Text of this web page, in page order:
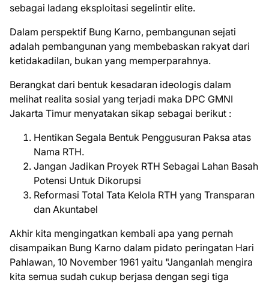
sebagai ladang eksploitasi segelintir elite.
Dalam perspektif Bung Karno, pembangunan sejati
adalah pembangunan yang membebaskan rakyat dari
ketidakadilan, bukan yang memperparahnya.
Berangkat dari bentuk kesadaran ideologis dalam
melihat realita sosial yang terjadi maka DPC GMNI
Jakarta Timur menyatakan sikap sebagai berikut :
Hentikan Segala Bentuk Penggusuran Paksa atas
Nama RTH.
Jangan Jadikan Proyek RTH Sebagai Lahan Basah
Potensi Untuk Dikorupsi
Reformasi Total Tata Kelola RTH yang Transparan
dan Akuntabel
Akhir kita mengingatkan kembali apa yang pernah
disampaikan Bung Karno dalam pidato peringatan Hari
Pahlawan, 10 November 1961 yaitu "Janganlah mengira
kita semua sudah cukup berjasa dengan segi tiga